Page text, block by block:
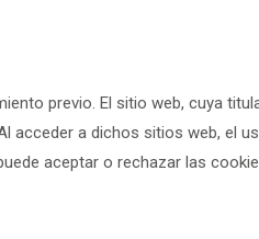
previo. El sitio web, cuya
acceder a dichos sitios web, el
aceptar o rechazar las